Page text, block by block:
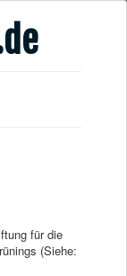
für die
(Siehe: